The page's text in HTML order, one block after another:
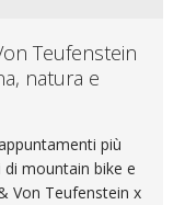
Teufenstein
natura e
più
di mountain bike e
Von Teufenstein x